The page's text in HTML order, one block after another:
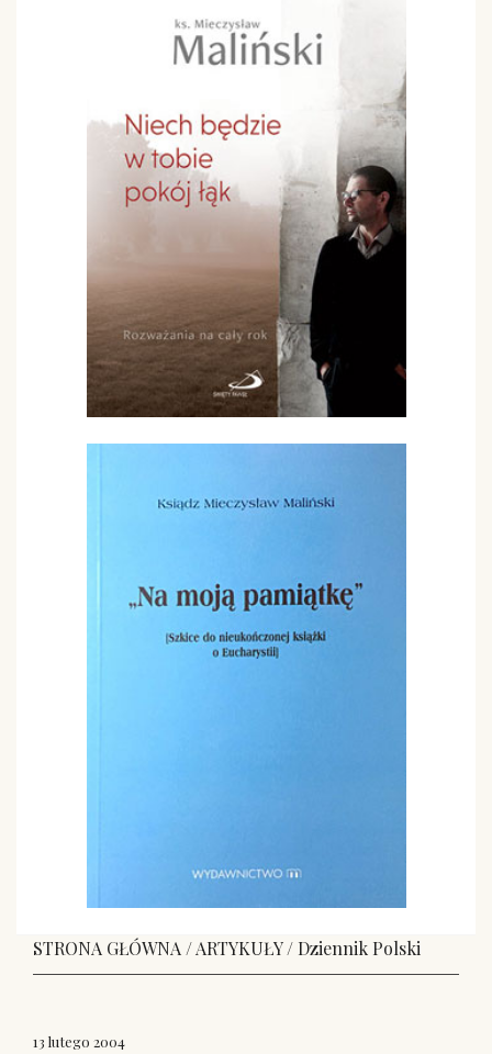
STRONA GŁÓWNA /ARTYKUŁY / Dziennik Polski
13 lutego 2004